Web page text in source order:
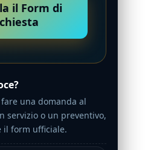
il Form di
una domanda al
servizio o un preventivo,
il form ufficiale.